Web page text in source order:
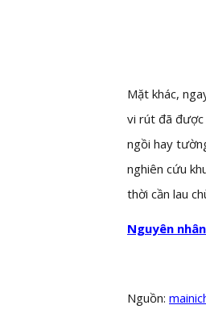
Mặt khác,
vi rút đã được
ngồi hay
nghiên cứu
thời cần lau
Nguyên
Nguồn: